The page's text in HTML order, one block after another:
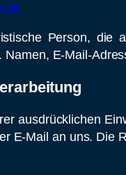
Person,
E-Mail-
ausdrücklichen
E-Mail an uns.